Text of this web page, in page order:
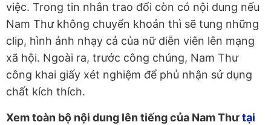
việc. Trong tin nhắn trao đổi còn có nội dung nếu
Nam Thư không chuyển khoản thì sẽ tung những
clip, hình ảnh nhạy cả của nữ diễn viên lên mạng
xã hội. Ngoài ra, trước công chúng, Nam Thư
công khai giấy xét nghiệm để phủ nhận sử dụng
chất kích thích.
Xem toàn bộ nội dung lên tiếng của Nam Thưtại